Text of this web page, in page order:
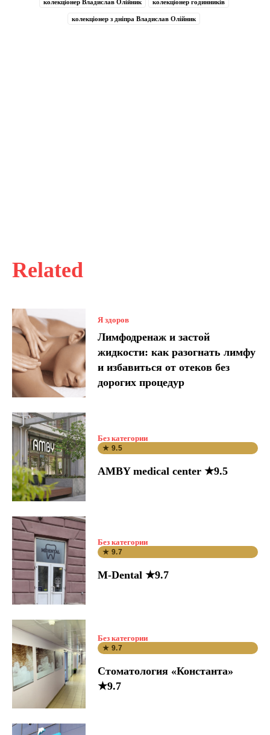
Related
Я здоров
Лимфодренаж и застой
жидкости: как разогнать лимфу
и избавиться от отеков без
дорогих процедур
Без категории
★ 9.5
AMBY medical center ★9.5
Без категории
★ 9.7
M-Dental ★9.7
Без категории
★ 9.7
Стоматология «Константа»
★9.7
колекціонер Владислав Олійник колекціонер годинників
колекціонер з дніпра Владислав Олійник